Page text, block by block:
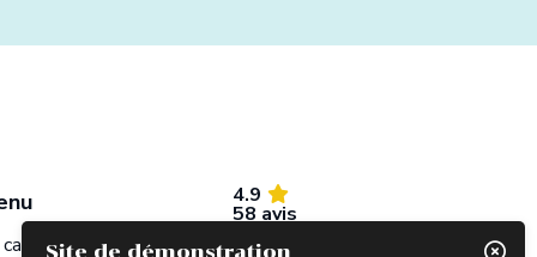
4.9
58 avis
Site de démonstration 